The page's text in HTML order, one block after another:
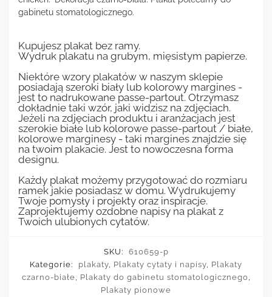
gabinetu stomatologicznego.
Kupujesz plakat bez ramy.
Wydruk plakatu na grubym, mięsistym papierze.
Niektóre wzory plakatów w naszym sklepie
posiadają szeroki biały lub kolorowy margines -
jest to nadrukowane passe-partout. Otrzymasz
dokładnie taki wzór, jaki widzisz na zdjęciach.
Jeżeli na zdjęciach produktu i aranżacjach jest
szerokie białe lub kolorowe passe-partout / białe,
kolorowe marginesy - taki margines znajdzie się
na twoim plakacie. Jest to nowoczesna forma
designu.
Każdy plakat możemy przygotować do rozmiaru
ramek jakie posiadasz w domu. Wydrukujemy
Twoje pomysły i projekty oraz inspiracje.
Zaprojektujemy ozdobne napisy na plakat z
Twoich ulubionych cytatów.
SKU:
610659-p
Kategorie:
plakaty Plakaty cytaty i napisy Plakaty
czarno-białe
Plakaty do gabinetu stomatologicznego
Plakaty pionowe